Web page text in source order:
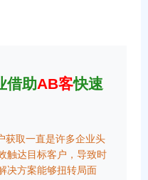
借助AB客快速
获取一直是许多企业头
触达目标客户，导致时
决方案能够扭转局面